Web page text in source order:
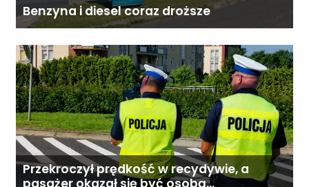
Benzyna i diesel coraz droższe
Przekroczył prędkość w recydywie, a
pasażer okazał się być osobą